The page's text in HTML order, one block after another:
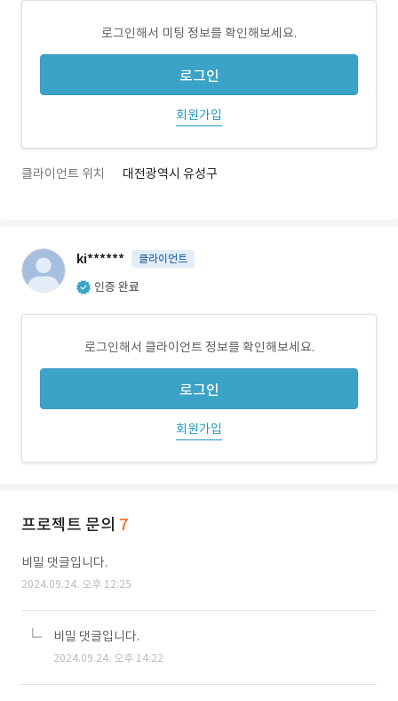
로그인해서 미팅 정보를 확인해보세요.
로그인
회원가입
클라이언트 위치 대전광역시 유성구
ki****** 클라이언트
인증 완료
로그인해서 클라이언트 정보를 확인해보세요.
로그인
회원가입
프로젝트 문의 7
비밀 댓글입니다.
2024.09.24. 오후 12:25
비밀 댓글입니다.
2024.09.24. 오후 14:22